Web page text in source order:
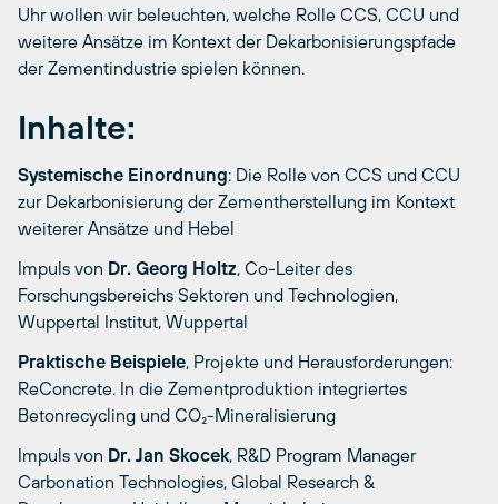
Uhr wollen wir beleuchten, welche Rolle CCS, CCU und
weitere Ansätze im Kontext der Dekarbonisierungspfade
der Zementindustrie spielen können.
Inhalte:
Systemische Einordnung: Die Rolle von CCS und CCU
zur Dekarbonisierung der Zementherstellung im Kontext
weiterer Ansätze und Hebel
Impuls von Dr. Georg Holtz, Co-Leiter des
Forschungsbereichs Sektoren und Technologien,
Wuppertal Institut, Wuppertal
Praktische Beispiele, Projekte und Herausforderungen:
ReConcrete. In die Zementproduktion integriertes
Betonrecycling und CO₂-Mineralisierung
Impuls von Dr. Jan Skocek, R&D Program Manager
Carbonation Technologies, Global Research &